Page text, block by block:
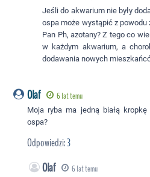
Jeśli do akwarium nie były
ospa może wystąpić z powodu
Pan Ph, azotany? Z tego co
w każdym akwarium, a
dodawania nowych
Olaf 6 lat temu
Moja ryba ma jedną białą
ospa?
Odpowiedzi:3
Olaf 6 lat temu